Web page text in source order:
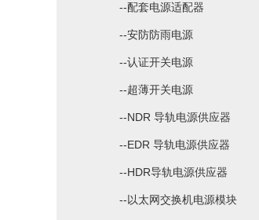
--配套电源适配器
--安防防雨电源
--认证开关电源
--超薄开关电源
--NDR 导轨电源供应器
--EDR 导轨电源供应器
--HDR导轨电源供应器
--以太网交换机电源模块